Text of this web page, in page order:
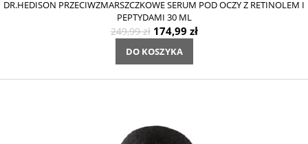
DR.HEDISON PRZECIWZMARSZCZKOWE SERUM POD OCZY Z RETINOLEM I
PEPTYDAMI 30 ML
249,99 zł 174,99 zł
DO KOSZYKA